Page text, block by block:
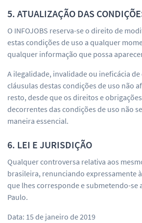
5. ATUALIZAÇÃO DAS
O INFOJOBS reserva-se o direito de
estas condições de uso a qualquer
qualquer informação que possa
A ilegalidade, invalidade ou ineficácia
cláusulas destas condições de uso não
resto, desde que os direitos e
decorrentes das condições de uso não
maneira essencial.
6. LEI E JURISDIÇÃO
Qualquer controversa relativa aos
brasileira, renunciando expressamente
que lhes corresponde e submetendo-se
Paulo.
Data: 15 de janeiro de 2019